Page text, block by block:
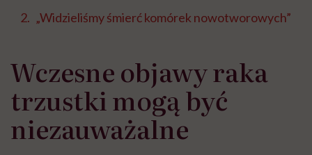
„Widzieliśmy śmierć komórek nowotworowych”
Wczesne objawy raka
trzustki mogą być
niezauważalne